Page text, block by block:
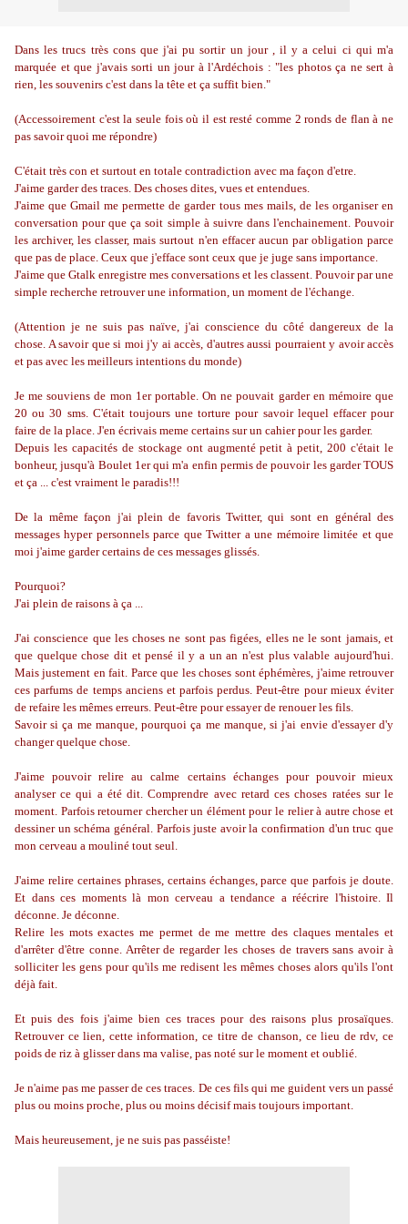
Dans les trucs très cons que j'ai pu sortir un jour , il y a celui ci qui m'a
marquée et que j'avais sorti un jour à l'Ardéchois : "les photos ça ne sert à
rien, les souvenirs c'est dans la tête et ça suffit bien."
(Accessoirement c'est la seule fois où il est resté comme 2 ronds de flan à ne
pas savoir quoi me répondre)
C'était très con et surtout en totale contradiction avec ma façon d'etre.
J'aime garder des traces. Des choses dites, vues et entendues.
J'aime que Gmail me permette de garder tous mes mails, de les organiser en
conversation pour que ça soit simple à suivre dans l'enchainement. Pouvoir
les archiver, les classer, mais surtout n'en effacer aucun par obligation parce
que pas de place. Ceux que j'efface sont ceux que je juge sans importance.
J'aime que Gtalk enregistre mes conversations et les classent. Pouvoir par une
simple recherche retrouver une information, un moment de l'échange.
(Attention je ne suis pas naïve, j'ai conscience du côté dangereux de la
chose. A savoir que si moi j'y ai accès, d'autres aussi pourraient y avoir accès
et pas avec les meilleurs intentions du monde)
Je me souviens de mon 1er portable. On ne pouvait garder en mémoire que
20 ou 30 sms. C'était toujours une torture pour savoir lequel effacer pour
faire de la place. J'en écrivais meme certains sur un cahier pour les garder.
Depuis les capacités de stockage ont augmenté petit à petit, 200 c'était le
bonheur, jusqu'à Boulet 1er qui m'a enfin permis de pouvoir les garder TOUS
et ça ... c'est vraiment le paradis!!!
De la même façon j'ai plein de favoris Twitter, qui sont en général des
messages hyper personnels parce que Twitter a une mémoire limitée et que
moi j'aime garder certains de ces messages glissés.
Pourquoi?
J'ai plein de raisons à ça ...
J'ai conscience que les choses ne sont pas figées, elles ne le sont jamais, et
que quelque chose dit et pensé il y a un an n'est plus valable aujourd'hui.
Mais justement en fait. Parce que les choses sont éphémères, j'aime retrouver
ces parfums de temps anciens et parfois perdus. Peut-être pour mieux éviter
de refaire les mêmes erreurs. Peut-être pour essayer de renouer les fils.
Savoir si ça me manque, pourquoi ça me manque, si j'ai envie d'essayer d'y
changer quelque chose.
J'aime pouvoir relire au calme certains échanges pour pouvoir mieux
analyser ce qui a été dit. Comprendre avec retard ces choses ratées sur le
moment. Parfois retourner chercher un élément pour le relier à autre chose et
dessiner un schéma général. Parfois juste avoir la confirmation d'un truc que
mon cerveau a mouliné tout seul.
J'aime relire certaines phrases, certains échanges, parce que parfois je doute.
Et dans ces moments là mon cerveau a tendance a réécrire l'histoire. Il
déconne. Je déconne.
Relire les mots exactes me permet de me mettre des claques mentales et
d'arrêter d'être conne. Arrêter de regarder les choses de travers sans avoir à
solliciter les gens pour qu'ils me redisent les mêmes choses alors qu'ils l'ont
déjà fait.
Et puis des fois j'aime bien ces traces pour des raisons plus prosaïques.
Retrouver ce lien, cette information, ce titre de chanson, ce lieu de rdv, ce
poids de riz à glisser dans ma valise, pas noté sur le moment et oublié.
Je n'aime pas me passer de ces traces. De ces fils qui me guident vers un passé
plus ou moins proche, plus ou moins décisif mais toujours important.
Mais heureusement, je ne suis pas passéiste!